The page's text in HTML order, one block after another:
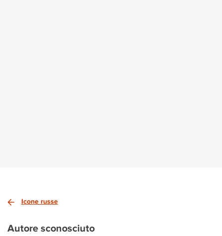
Icone russe
Autore sconosciuto